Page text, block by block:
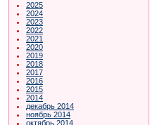
2025
2024
2023
2022
2021
2020
2019
2018
2017
2016
2015
2014
декабрь 2014
ноябрь 2014
октябрь 2014